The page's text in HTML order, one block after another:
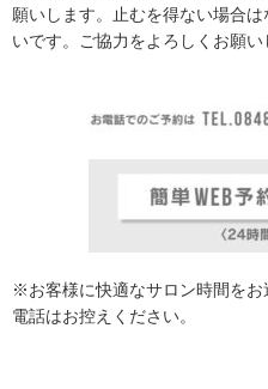
願いします。止むを得ない場合
いです。ご協力をよろしくお願い
※お客様に快適なサロン時間を
電話はお控えください。